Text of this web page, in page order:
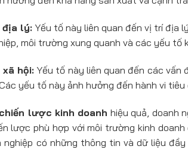
địa lý: Yếu tố này liên quan đến vị trí địa
môi trường xung quanh và các yếu tố
hội:Yếu tố này liên quan đến các vấn
yếu tố này ảnh hưởng đến hành vi
lược kinh doanh hiệu quả, doanh
lược phù hợp với môi trường kinh
nghiệp có những thông tin và dữ liệu